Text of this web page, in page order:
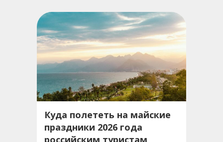
Куда полететь на майские
праздники 2026 года
российским туристам